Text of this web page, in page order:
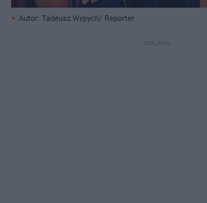
Autor: Tadeusz Wypych/ Reporter